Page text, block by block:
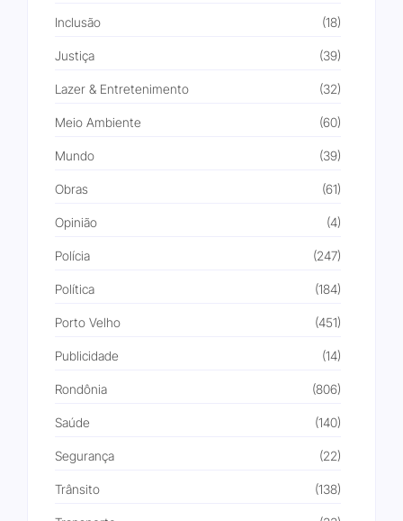
Inclusão (18)
Justiça (39)
Lazer & Entretenimento (32)
Meio Ambiente (60)
Mundo (39)
Obras (61)
Opinião (4)
Polícia (247)
Política (184)
Porto Velho (451)
Publicidade (14)
Rondônia (806)
Saúde (140)
Segurança (22)
Trânsito (138)